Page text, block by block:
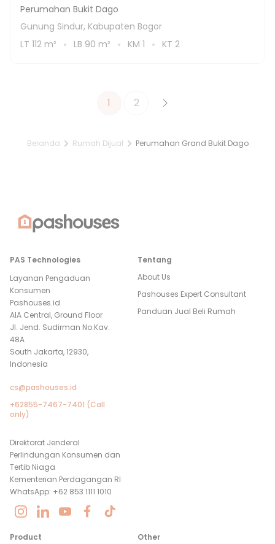
Perumahan Bukit Dago
Gunung Sindur, Kabupaten Bogor
LT 112 m² LB 90 m² KM 1 KT 2
1 2
Beranda Rumah Dijual Perumahan Grand Bukit Dago
PAS Technologies
Layanan Pengaduan
Konsumen
Pashouses.id
AIA Central, Ground Floor
Jl. Jend. Sudirman No.Kav.
48A
South Jakarta, 12930,
Indonesia
cs@pashouses.id
+62855-7467-7401 (Call
only)
Direktorat Jenderal
Perlindungan Konsumen dan
Tertib Niaga
Kementerian Perdagangan RI
WhatsApp: +62 853 1111 1010
Tentang
About Us
Pashouses Expert Consultant
Panduan Jual Beli Rumah
Product Other